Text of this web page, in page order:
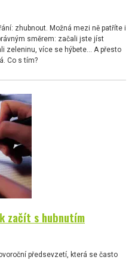
zhubnout. Možná mezi ně patříte i
směrem: začali jste jíst
zeleninu, více se hýbete… A přesto
Co s tím?
začít s hubnutím
předsevzetí, která se často